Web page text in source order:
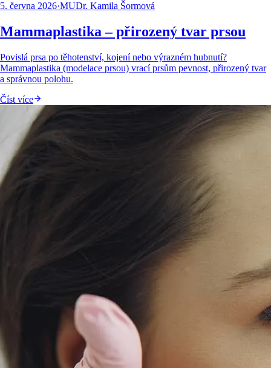
5. června 2026·MUDr. Kamila Šormová
Mammaplastika – přirozený tvar prsou
Povislá prsa po těhotenství, kojení nebo výrazném hubnutí?
Mammaplastika (modelace prsou) vrací prsům pevnost, přirozený tvar
a správnou polohu.
Číst více